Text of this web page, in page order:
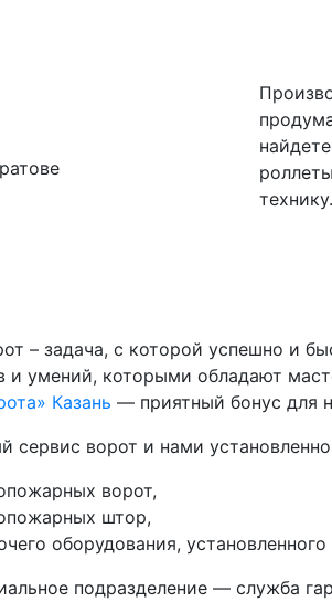
технику.
– задача, с которой успешно и
и умений, которыми обладают
Казань — приятный бонус для
сервис ворот и нами
ворот,
штор,
оборудования,
подразделение — служба